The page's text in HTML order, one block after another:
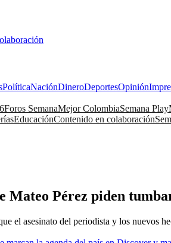
PolíticaNaciónDineroDeportesOpinión
Foros SemanaMejor ColombiaSemana Play
EducaciónContenido en colaboración
Mateo Pérez piden
el asesinato del periodista y los nuevos